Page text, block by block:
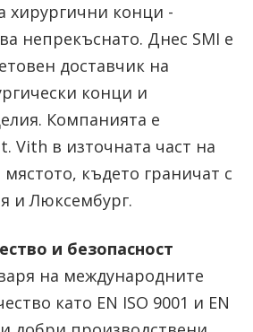
хирургични конци -
непрекъснато. Днес SMI е
доставчик на
конци и
Компанията е
Vith в източната част на
мястото, където граничат с
и Люксембург.
и безопасност
на международните
като EN ISO 9001 и EN